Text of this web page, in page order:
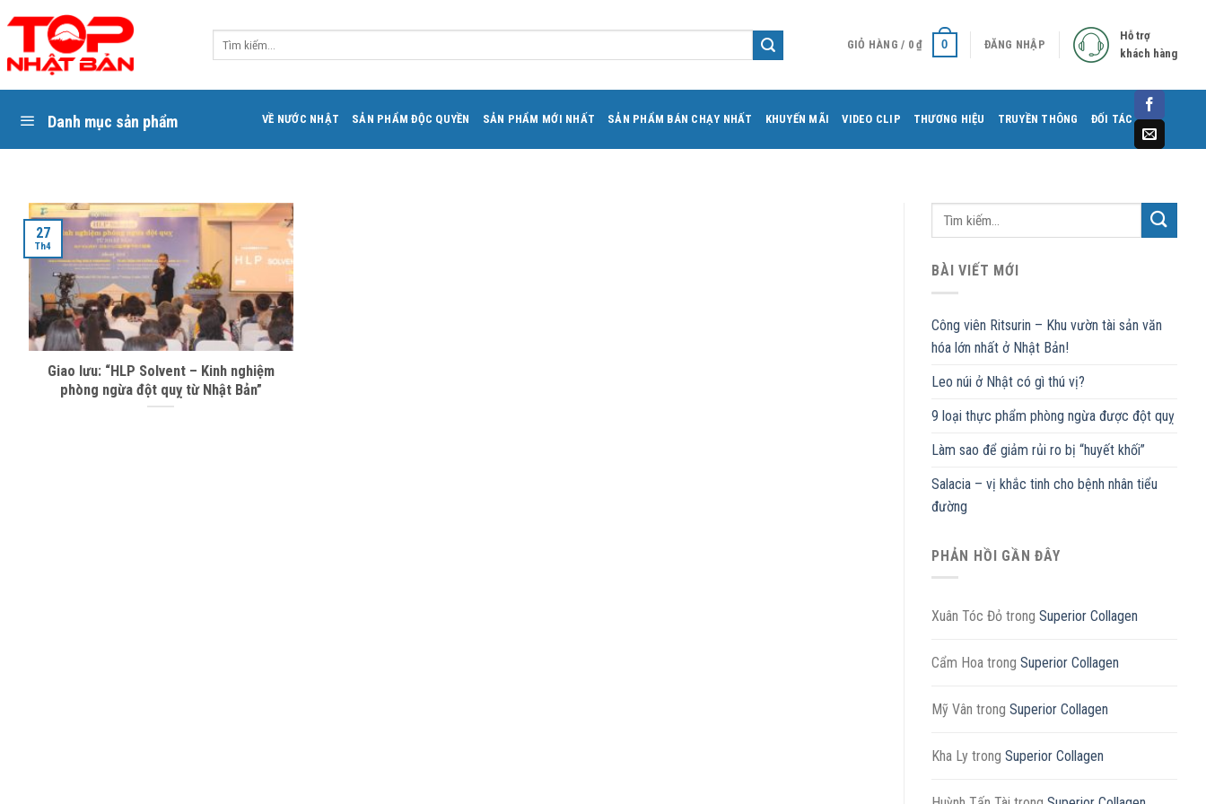
to
content
GIỎ HÀNG / 0₫ 0 ĐĂNG NHẬP
Hỗ trợ
khách hàng
Danh mục sản phẩm VỀ NƯỚC NHẬT SẢN PHẨM ĐỘC QUYỀN SẢN PHẨM MỚI NHẤT SẢN PHẨM BÁN CHẠY NHẤT KHUYẾN MÃI VIDEO CLIP THƯƠNG HIỆU TRUYỀN THÔNG ĐỐI TÁC
Giao lưu: “HLP Solvent – Kinh nghiệm
phòng ngừa đột quỵ từ Nhật Bản”
27
Th4
BÀI VIẾT MỚI
Công viên Ritsurin – Khu vườn tài sản văn
hóa lớn nhất ở Nhật Bản!
Leo núi ở Nhật có gì thú vị?
9 loại thực phẩm phòng ngừa được đột quỵ
Làm sao để giảm rủi ro bị “huyết khối”
Salacia – vị khắc tinh cho bệnh nhân tiểu
đường
PHẢN HỒI GẦN ĐÂY
Xuân Tóc Đỏ trong Superior Collagen
Cẩm Hoa trong Superior Collagen
Mỹ Vân trong Superior Collagen
Kha Ly trong Superior Collagen